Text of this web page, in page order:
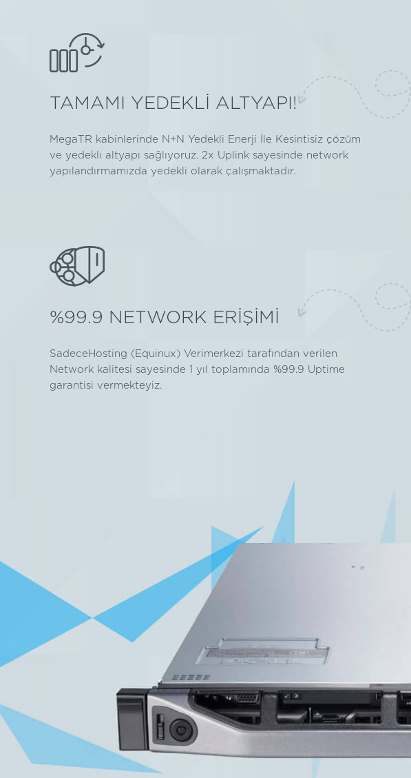
TAMAMI YEDEKLİ ALTYAPI!
MegaTR kabinlerinde N+N Yedekli Enerji İle Kesintisiz çözüm
ve yedeklı altyapı sağlıyoruz. 2x Uplink sayesinde network
yapılandırmamızda yedekli olarak çalışmaktadır.
%99.9 NETWORK ERİŞİMİ
SadeceHosting (Equinux) Verimerkezi tarafından verilen
Network kalitesi sayesinde 1 yıl toplamında %99.9 Uptime
garantisi vermekteyiz.